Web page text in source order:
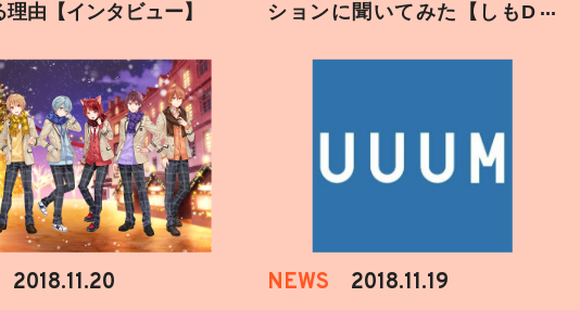
由【インタビュー】
ションに聞いてみた【しもD遅
2018.11.20 NEWS 2018.11.19